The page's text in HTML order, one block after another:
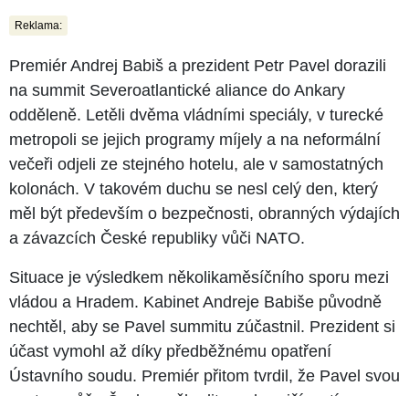
Reklama:
Premiér Andrej Babiš a prezident Petr Pavel dorazili
na summit Severoatlantické aliance do Ankary
odděleně. Letěli dvěma vládními speciály, v turecké
metropoli se jejich programy míjely a na neformální
večeři odjeli ze stejného hotelu, ale v samostatných
kolonách. V takovém duchu se nesl celý den, který
měl být především o bezpečnosti, obranných výdajích
a závazcích České republiky vůči NATO.
Situace je výsledkem několikaměsíčního sporu mezi
vládou a Hradem. Kabinet Andreje Babiše původně
nechtěl, aby se Pavel summitu zúčastnil. Prezident si
účast vymohl až díky předběžnému opatření
Ústavního soudu. Premiér přitom tvrdil, že Pavel svou